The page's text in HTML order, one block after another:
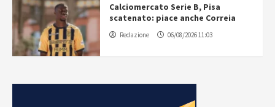
Calciomercato Serie B, Pisa
scatenato: piace anche Correia
Redazione 06/08/2026 11:03